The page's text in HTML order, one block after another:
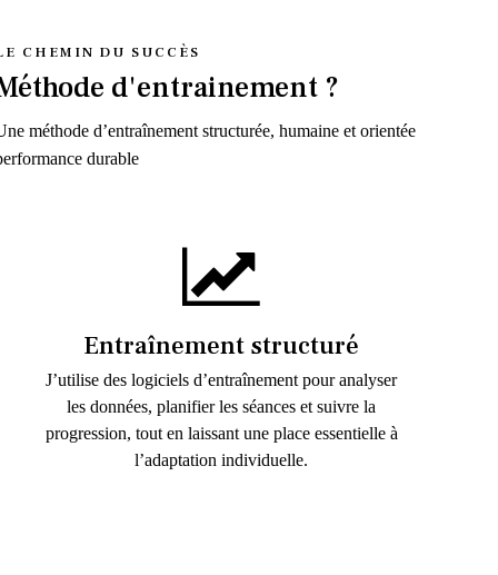
CHEMIN DU SUCCÈS
d'entrainement ?
méthode d’entraînement structurée, humaine et orientée
durable
Entraînement structuré
J’utilise des logiciels d’entraînement pour analyser
les données, planifier les séances et suivre la
progression, tout en laissant une place essentielle à
l’adaptation individuelle.